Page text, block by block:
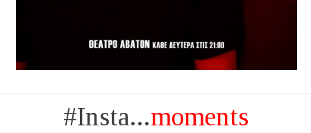
#Insta...moments